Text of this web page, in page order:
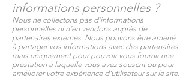
informations personnelles ?
Nous ne collectons pas d’informations
personnelles ni n’en vendons auprès de
partenaires externes. Nous pouvons être amené
à partager vos informations avec des partenaires
mais uniquement pour pouvoir vous fournir une
prestation à laquelle vous avez souscrit ou pour
améliorer votre expérience d’utilisateur sur le site.